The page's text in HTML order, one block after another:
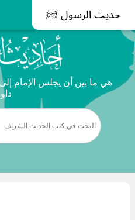
حديث الرسول ﷺ
هي ما بين أن يجلس الإمام